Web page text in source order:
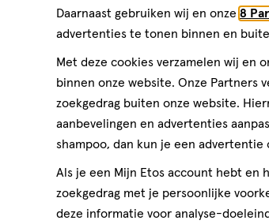
Daarnaast gebruiken wij en onze 8
advertenties te tonen binnen en
Met deze cookies verzamelen wij en
binnen onze website. Onze Partners
zoekgedrag buiten onze website.
aanbevelingen en advertenties
shampoo, dan kun je een advertentie
Als je een Mijn Etos account hebt en
zoekgedrag met je persoonlijke
deze informatie voor analyse-